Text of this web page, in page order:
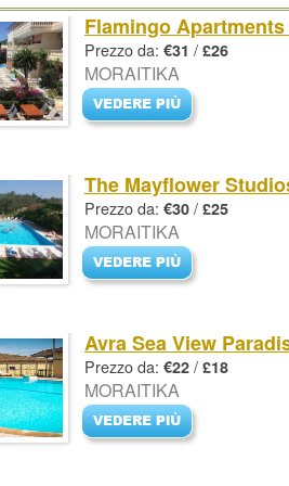
Flamingo
Prezzo da: €31 / £26
MORAITIKA
The Mayflower
Prezzo da: €30 / £25
MORAITIKA
Avra Sea View
Prezzo da: €22 / £18
MORAITIKA